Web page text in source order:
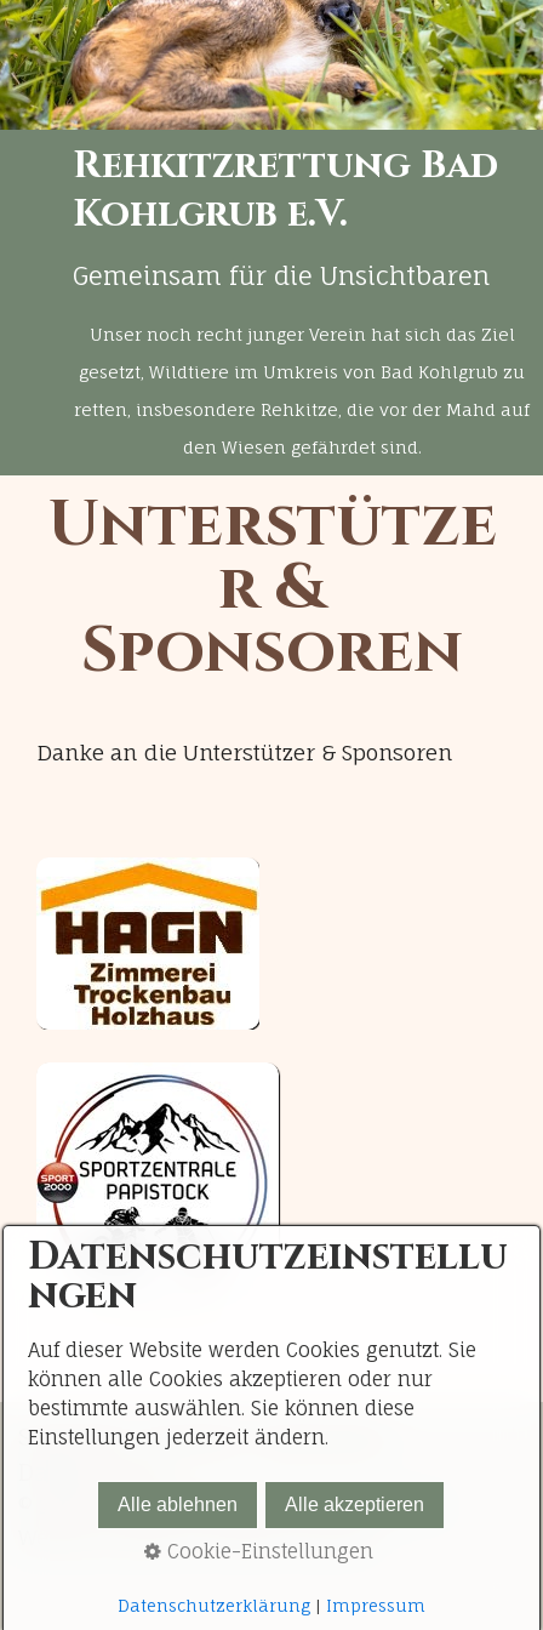
Rehkitzrettung Bad
Kohlgrub e.V.
Gemeinsam für die Unsichtbaren
Unser noch recht junger Verein hat sich das Ziel
gesetzt, Wildtiere im Umkreis von Bad Kohlgrub zu
retten, insbesondere Rehkitze, die vor der Mahd auf
den Wiesen gefährdet sind.
Unterstütze
r &
Sponsoren
Danke an die Unterstützer & Sponsoren
Startseite Kontakt
Impressum
© 2026 Rehkitzrettung Bad Kohlgrub e.V..
Website erstellt mit Zeta Producer
Datenschutzeinstellu
ngen
Auf dieser Website werden Cookies genutzt. Sie
können alle Cookies akzeptieren oder nur
bestimmte auswählen. Sie können diese
Einstellungen jederzeit ändern.
Alle ablehnen Alle akzeptieren
Cookie-Einstellungen
Datenschutzerklärung| Impressum